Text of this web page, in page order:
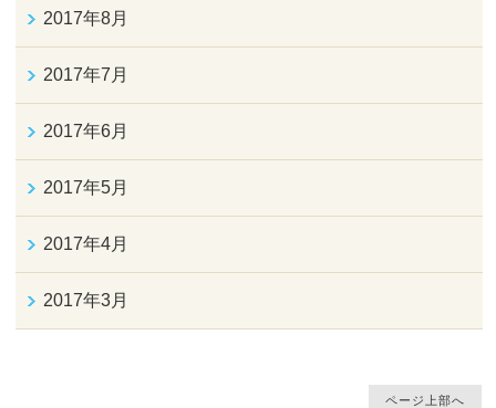
2017年8月
2017年7月
2017年6月
2017年5月
2017年4月
2017年3月
ページ上部へ